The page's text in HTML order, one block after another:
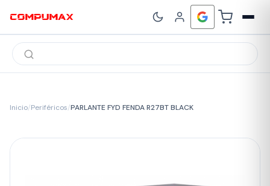
Búsqueda
de
productos
Inicio/Periféricos/PARLANTE FYD FENDA R27BT BLACK